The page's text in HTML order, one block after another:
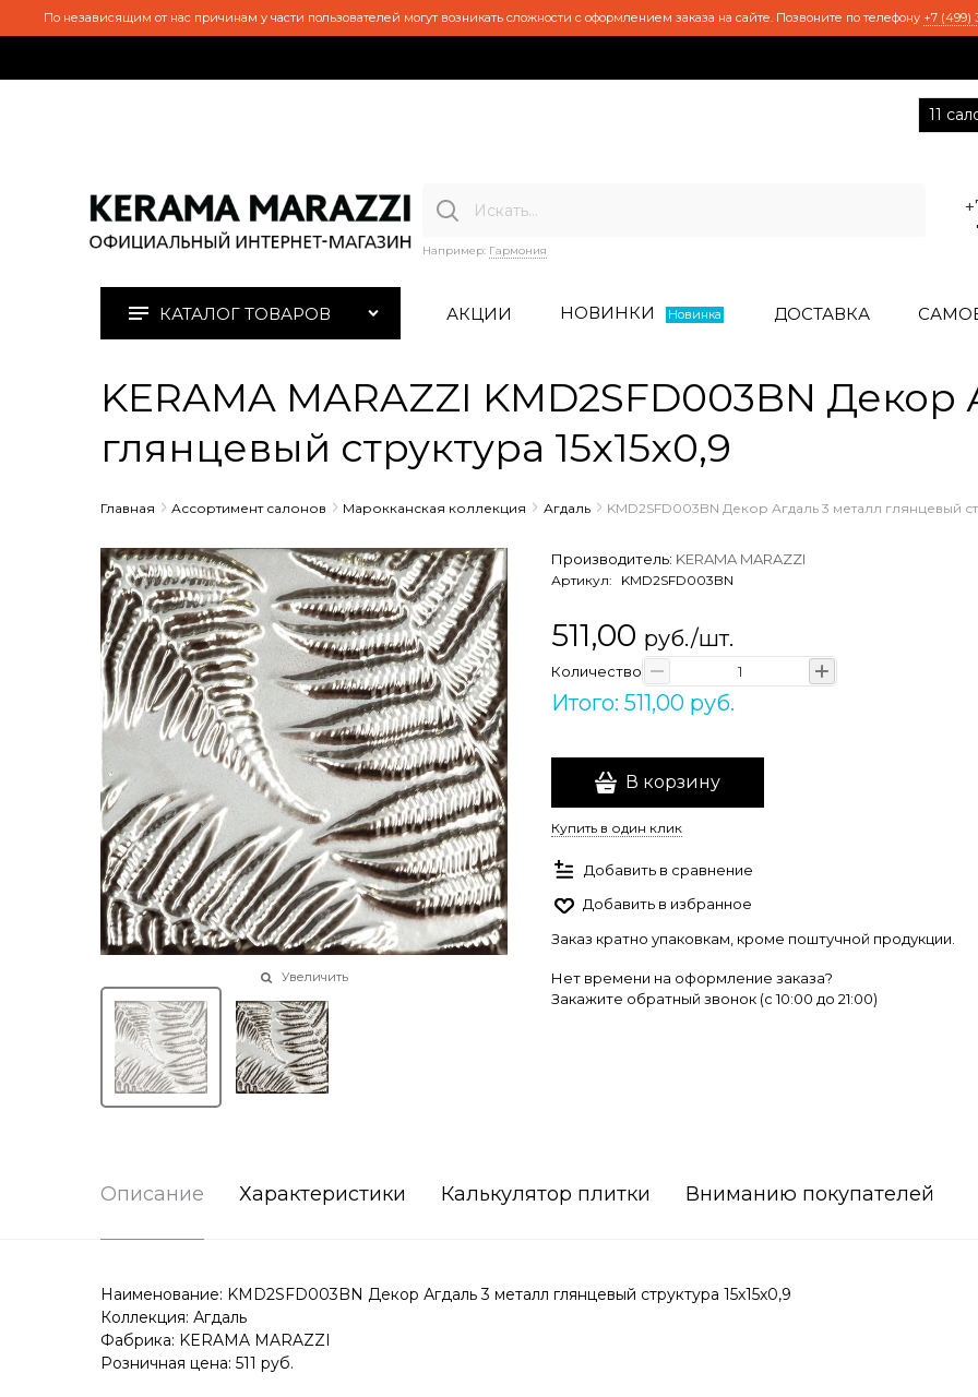
По независящим от нас причинам у части пользователей могут возникать сложности с оформлением заказа на сайте. Позвоните по телефону +7 (499)
11
Например: Гармония
КАТАЛОГ ТОВАРОВ АКЦИИ НОВИНКИ Новинка ДОСТАВКА
KERAMA MARAZZI KMD2SFD003BN Декор
глянцевый структура 15x15x0,9
Главная Ассортимент салонов Марокканская коллекция Агдаль KMD2SFD003BN Декор Агдаль 3 металл глянцевый
Увеличить
Производитель: KERAMA MARAZZI
Артикул: KMD2SFD003BN
511,00 руб./шт.
Количество
Итого: 511,00 руб.
В корзину
Купить в один клик
Добавить в сравнение
Добавить в избранное
Заказ кратно упаковкам, кроме поштучной продукции.
Нет времени на оформление заказа?
Закажите обратный звонок (c 10:00 до 21:00)
Описание Характеристики Калькулятор плитки Вниманию покупателей
Наименование: KMD2SFD003BN Декор Агдаль 3 металл глянцевый структура 15x15x0,9
Коллекция: Агдаль
Фабрика: KERAMA MARAZZI
Розничная цена: 511 руб.